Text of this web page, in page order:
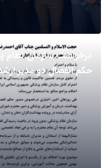
درخواست سازمان نظام
حکم انفصال دو مدیر